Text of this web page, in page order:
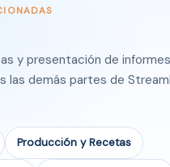
y presentación de
las demás partes de
Producción y Recetas